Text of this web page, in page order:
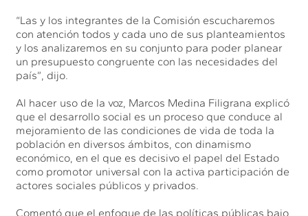
“Las y los integrantes de la Comisión escucharemos
con atención todos y cada uno de sus planteamientos
y los analizaremos en su conjunto para poder planear
un presupuesto congruente con las necesidades del
país”, dijo.
Al hacer uso de la voz, Marcos Medina Filigrana explicó
que el desarrollo social es un proceso que conduce al
mejoramiento de las condiciones de vida de toda la
población en diversos ámbitos, con dinamismo
económico, en el que es decisivo el papel del Estado
como promotor universal con la activa participación de
actores sociales públicos y privados.
Comentó que el enfoque de las políticas públicas bajo